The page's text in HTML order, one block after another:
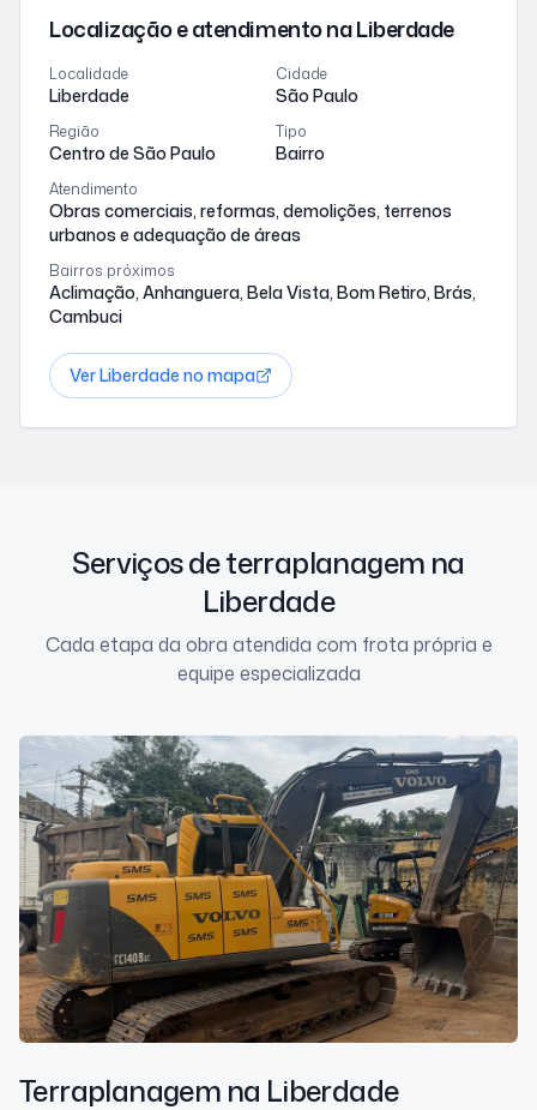
Localização e atendimentona Liberdade
Localidade
Liberdade
Cidade
São Paulo
Região
Centro de São Paulo
Tipo
Bairro
Atendimento
Obras comerciais, reformas, demolições, terrenos
urbanos e adequação de áreas
Bairros próximos
Aclimação, Anhanguera, Bela Vista, Bom Retiro, Brás,
Cambuci
VerLiberdade no mapa
Serviços de terraplanagem na
Liberdade
Cada etapa da obra atendida com frota própria e
equipe especializada
Terraplanagem na Liberdade